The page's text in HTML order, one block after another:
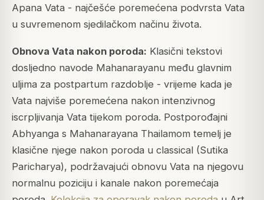
Apana Vata - najčešće poremećena podvrsta Vata
u suvremenom sjedilačkom načinu života.
Obnova Vata nakon poroda: Klasični tekstovi
dosljedno navode Mahanarayanu među glavnim
uljima za postpartum razdoblje - vrijeme kada je
Vata najviše poremećena nakon intenzivnog
iscrpljivanja Vata tijekom poroda. Postporođajni
Abhyanga s Mahanarayana Thailamom temelj je
klasične njege nakon poroda u classical (Sutika
Paricharya), podržavajući obnovu Vata na njegovu
normalnu poziciju i kanale nakon poremećaja